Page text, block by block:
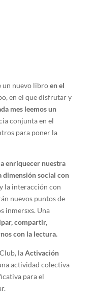
un nuevo libroen el
en el que disfrutar y
mes leemos un
conjunta en el
para poner la
enriquecer nuestra
dimensión social con
la interacción con
nuevos puntos de
inmersxs. Una
compartir,
con la lectura.
laActivación
actividad colectiva
para el